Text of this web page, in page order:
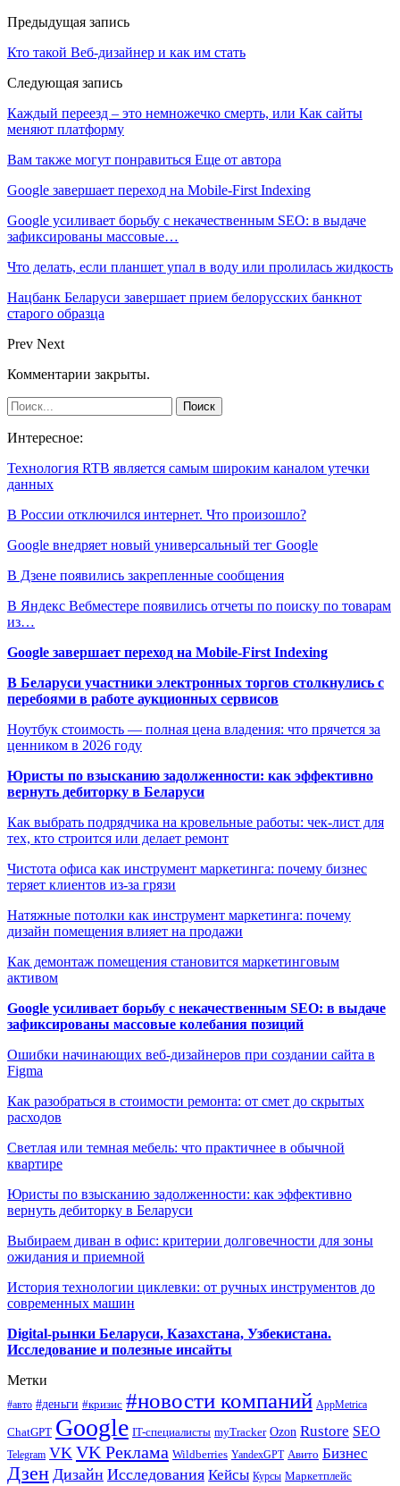
Предыдущая запись
Кто такой Веб-дизайнер и как им стать
Следующая запись
Каждый переезд – это немножечко смерть, или Как сайты
меняют платформу
Вам также могут понравиться Еще от автора
Google завершает переход на Mobile-First Indexing
Google усиливает борьбу с некачественным SEO: в выдаче
зафиксированы массовые…
Что делать, если планшет упал в воду или пролилась жидкость
Нацбанк Беларуси завершает прием белорусских банкнот
старого образца
Prev Next
Комментарии закрыты.
Интересное:
Технология RTB является самым широким каналом утечки
данных
В России отключился интернет. Что произошло?
Google внедряет новый универсальный тег Google
В Дзене появились закрепленные сообщения
В Яндекс Вебместере появились отчеты по поиску по товарам
из…
Google завершает переход на Mobile-First Indexing
В Беларуси участники электронных торгов столкнулись с
перебоями в работе аукционных сервисов
Ноутбук стоимость — полная цена владения: что прячется за
ценником в 2026 году
Юристы по взысканию задолженности: как эффективно
вернуть дебиторку в Беларуси
Как выбрать подрядчика на кровельные работы: чек-лист для
тех, кто строится или делает ремонт
Чистота офиса как инструмент маркетинга: почему бизнес
теряет клиентов из-за грязи
Натяжные потолки как инструмент маркетинга: почему
дизайн помещения влияет на продажи
Как демонтаж помещения становится маркетинговым
активом
Google усиливает борьбу с некачественным SEO: в выдаче
зафиксированы массовые колебания позиций
Ошибки начинающих веб-дизайнеров при создании сайта в
Figma
Как разобраться в стоимости ремонта: от смет до скрытых
расходов
Светлая или темная мебель: что практичнее в обычной
квартире
Юристы по взысканию задолженности: как эффективно
вернуть дебиторку в Беларуси
Выбираем диван в офис: критерии долговечности для зоны
ожидания и приемной
История технологии циклевки: от ручных инструментов до
современных машин
Digital-рынки Беларуси, Казахстана, Узбекистана.
Исследование и полезные инсайты
Метки
#авто #деньги #кризис #новости компаний AppMetrica
ChatGPT Google IT-специалисты myTracker Ozon Rustore SEO
Telegram VK VK Реклама Wildberries YandexGPT Авито Бизнес
Дзен Дизайн Исследования Кейсы Курсы Маркетплейс